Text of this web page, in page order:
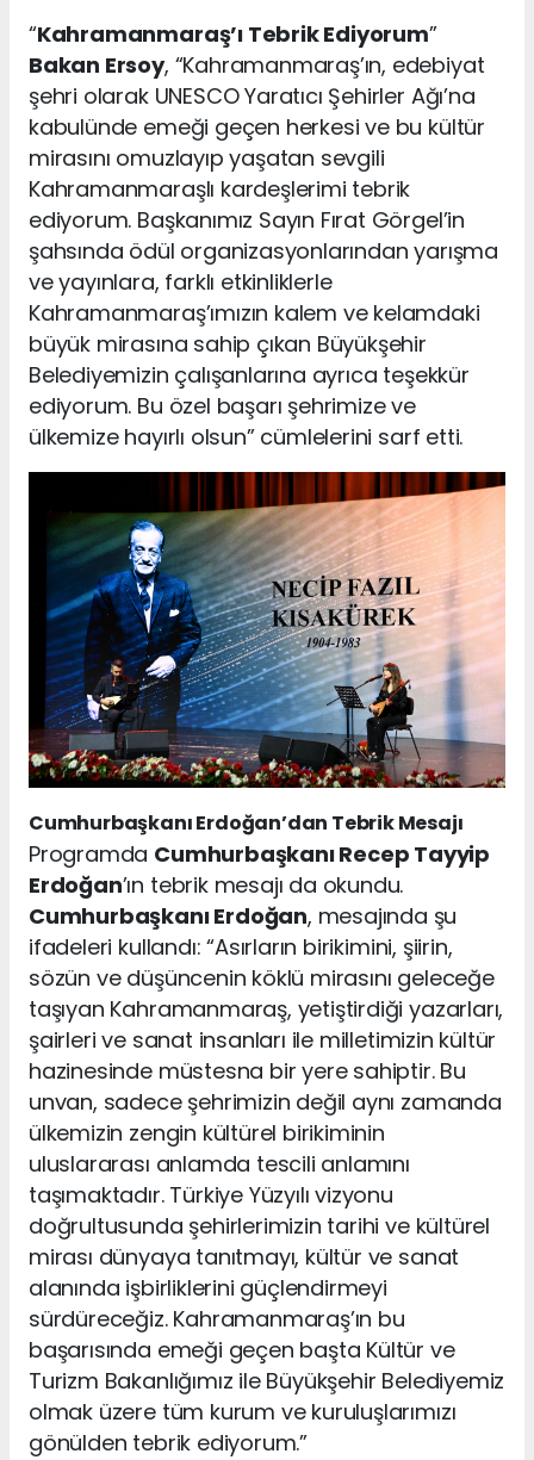
“Kahramanmaraş’ı Tebrik Ediyorum”
Bakan Ersoy, “Kahramanmaraş’ın, edebiyat
şehri olarak UNESCO Yaratıcı Şehirler Ağı’na
kabulünde emeği geçen herkesi ve bu kültür
mirasını omuzlayıp yaşatan sevgili
Kahramanmaraşlı kardeşlerimi tebrik
ediyorum. Başkanımız Sayın Fırat Görgel’in
şahsında ödül organizasyonlarından yarışma
ve yayınlara, farklı etkinliklerle
Kahramanmaraş’ımızın kalem ve kelamdaki
büyük mirasına sahip çıkan Büyükşehir
Belediyemizin çalışanlarına ayrıca teşekkür
ediyorum. Bu özel başarı şehrimize ve
ülkemize hayırlı olsun” cümlelerini sarf etti.
Cumhurbaşkanı Erdoğan’dan Tebrik Mesajı
Programda Cumhurbaşkanı Recep Tayyip
Erdoğan’ın tebrik mesajı da okundu.
Cumhurbaşkanı Erdoğan, mesajında şu
ifadeleri kullandı: “Asırların birikimini, şiirin,
sözün ve düşüncenin köklü mirasını geleceğe
taşıyan Kahramanmaraş, yetiştirdiği yazarları,
şairleri ve sanat insanları ile milletimizin kültür
hazinesinde müstesna bir yere sahiptir. Bu
unvan, sadece şehrimizin değil aynı zamanda
ülkemizin zengin kültürel birikiminin
uluslararası anlamda tescili anlamını
taşımaktadır. Türkiye Yüzyılı vizyonu
doğrultusunda şehirlerimizin tarihi ve kültürel
mirası dünyaya tanıtmayı, kültür ve sanat
alanında işbirliklerini güçlendirmeyi
sürdüreceğiz. Kahramanmaraş’ın bu
başarısında emeği geçen başta Kültür ve
Turizm Bakanlığımız ile Büyükşehir Belediyemiz
olmak üzere tüm kurum ve kuruluşlarımızı
gönülden tebrik ediyorum.”